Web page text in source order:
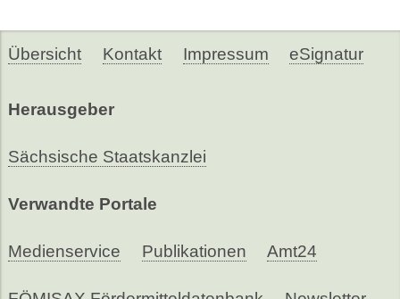
Übersicht Kontakt Impressum eSignatur
Herausgeber
Sächsische Staatskanzlei
Verwandte Portale
Medienservice Publikationen Amt24